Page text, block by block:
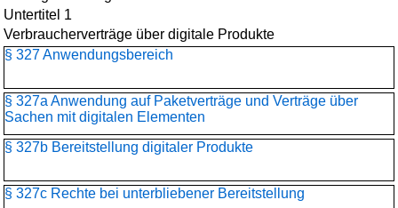
Untertitel 1
Verbraucherverträge über digitale Produkte
§ 327 Anwendungsbereich
§ 327a Anwendung auf Paketverträge und Verträge über
Sachen mit digitalen Elementen
§ 327b Bereitstellung digitaler Produkte
§ 327c Rechte bei unterbliebener Bereitstellung